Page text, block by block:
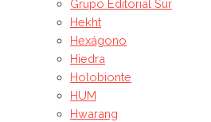
Grupo Editorial Sur
Hekht
Hexágono
Hiedra
Holobionte
HUM
Hwarang